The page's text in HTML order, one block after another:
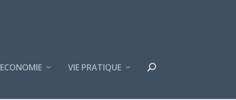
ECONOMIE VIE PRATIQUE